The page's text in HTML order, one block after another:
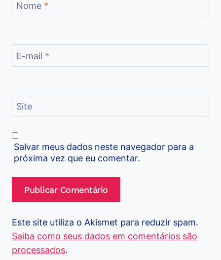
Nome *
E-mail *
Site
Salvar meus dados neste navegador para a
próxima vez que eu comentar.
Este site utiliza o Akismet para reduzir spam.
Saiba como seus dados em comentários são
processados.